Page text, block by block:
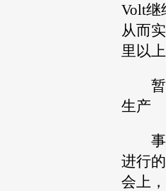
Volt继
从而
里以
暂
生产
事
进行
会上，